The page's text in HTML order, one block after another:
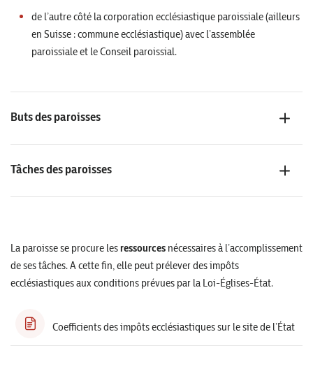
de l’autre côté la corporation ecclésiastique paroissiale (ailleurs
en Suisse : commune ecclésiastique) avec l’assemblée
paroissiale et le Conseil paroissial.
Buts des paroisses
Tâches des paroisses
La paroisse se procure lesressources nécessaires à l’accomplissement
de ses tâches. A cette fin, elle peut prélever des impôts
ecclésiastiques aux conditions prévues par la Loi-Églises-État.
Coefficients des impôts ecclésiastiques sur le site de l’État